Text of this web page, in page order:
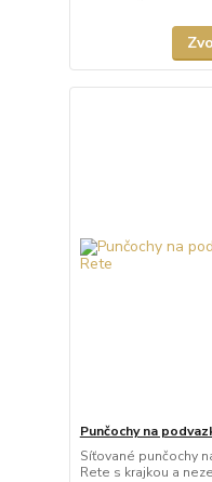
Punčochy na
Síťované punčochy
Rete s krajkou a